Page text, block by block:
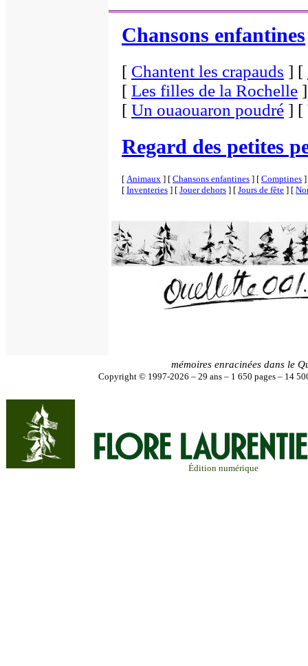
Chansons enfantines
[ Chantent les crapauds ] [
[ Les filles de la Rochelle ]
[ Un ouaouaron poudré ] [
Regard des petites
[ Animaux ] [ Chansons enfantines ] [ Comptines ]
[ Inventeries ] [ Jouer dehors ] [ Jours de fête ] [
mémoires enracinées dans le
Copyright © 1997-2026 – 29 ans – 1 650 pages – 14
Édition numérique